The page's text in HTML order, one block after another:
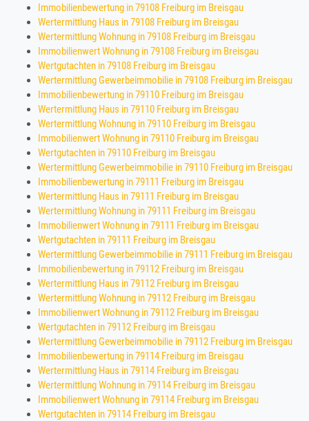
Immobilienbewertung in 79108 Freiburg im Breisgau
Wertermittlung Haus in 79108 Freiburg im Breisgau
Wertermittlung Wohnung in 79108 Freiburg im Breisgau
Immobilienwert Wohnung in 79108 Freiburg im Breisgau
Wertgutachten in 79108 Freiburg im Breisgau
Wertermittlung Gewerbeimmobilie in 79108 Freiburg im Breisgau
Immobilienbewertung in 79110 Freiburg im Breisgau
Wertermittlung Haus in 79110 Freiburg im Breisgau
Wertermittlung Wohnung in 79110 Freiburg im Breisgau
Immobilienwert Wohnung in 79110 Freiburg im Breisgau
Wertgutachten in 79110 Freiburg im Breisgau
Wertermittlung Gewerbeimmobilie in 79110 Freiburg im Breisgau
Immobilienbewertung in 79111 Freiburg im Breisgau
Wertermittlung Haus in 79111 Freiburg im Breisgau
Wertermittlung Wohnung in 79111 Freiburg im Breisgau
Immobilienwert Wohnung in 79111 Freiburg im Breisgau
Wertgutachten in 79111 Freiburg im Breisgau
Wertermittlung Gewerbeimmobilie in 79111 Freiburg im Breisgau
Immobilienbewertung in 79112 Freiburg im Breisgau
Wertermittlung Haus in 79112 Freiburg im Breisgau
Wertermittlung Wohnung in 79112 Freiburg im Breisgau
Immobilienwert Wohnung in 79112 Freiburg im Breisgau
Wertgutachten in 79112 Freiburg im Breisgau
Wertermittlung Gewerbeimmobilie in 79112 Freiburg im Breisgau
Immobilienbewertung in 79114 Freiburg im Breisgau
Wertermittlung Haus in 79114 Freiburg im Breisgau
Wertermittlung Wohnung in 79114 Freiburg im Breisgau
Immobilienwert Wohnung in 79114 Freiburg im Breisgau
Wertgutachten in 79114 Freiburg im Breisgau